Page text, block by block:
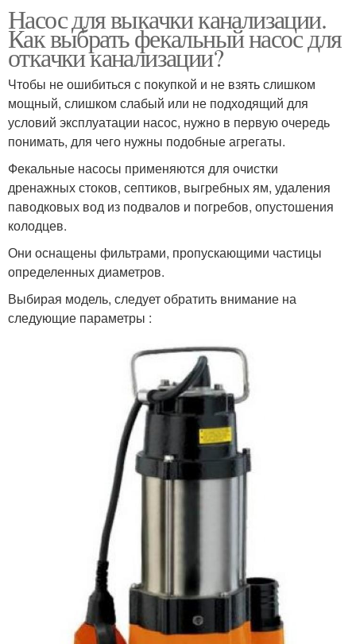
Насос для выкачки канализации.
Как выбрать фекальный насос для
откачки канализации?
Чтобы не ошибиться с покупкой и не взять слишком
мощный, слишком слабый или не подходящий для
условий эксплуатации насос, нужно в первую очередь
понимать, для чего нужны подобные агрегаты.
Фекальные насосы применяются для очистки
дренажных стоков, септиков, выгребных ям, удаления
паводковых вод из подвалов и погребов, опустошения
колодцев.
Они оснащены фильтрами, пропускающими частицы
определенных диаметров.
Выбирая модель, следует обратить внимание на
следующие параметры :